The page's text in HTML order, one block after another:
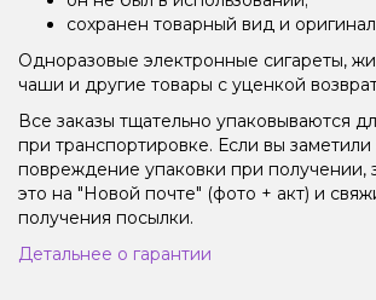
сохранен товарный вид и
Одноразовые электронные сигареты,
чаши и другие товары с уценкой
Все заказы тщательно упаковываются
при транспортировке. Если вы
повреждение упаковки при получении,
это на "Новой почте" (фото + акт) и
получения посылки.
Детальнее о гарантии